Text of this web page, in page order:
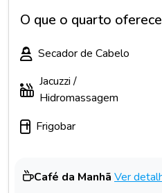
O que o quarto
Secador de Cabelo
Jacuzzi /
Hidromassagem
Frigobar
Café da Manhã Ver